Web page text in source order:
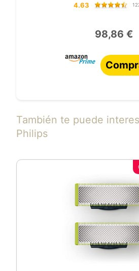
4.63
98,86 €
También te puede
Philips